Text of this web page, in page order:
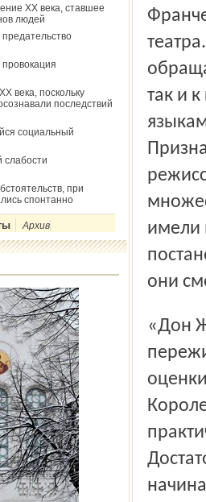
ХХ века, ставшее
людей
века, поскольку
последствий
социальный
слабости
при
спонтанно
Архив
так и
имели
они
«Дон Жуан» за всю историю своего существования